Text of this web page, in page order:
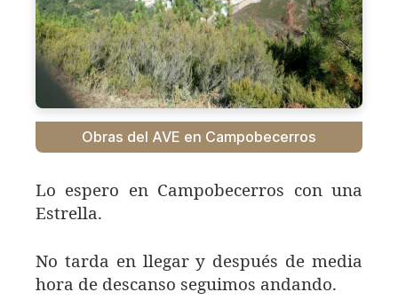
Obras del AVE en Campobecerros
Lo espero en Campobecerros con una
Estrella.
No tarda en llegar y después de media
hora de descanso seguimos andando.